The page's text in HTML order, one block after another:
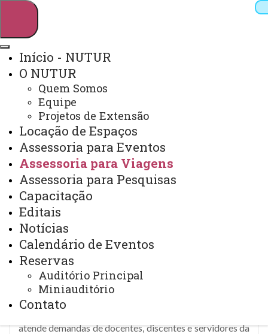
Webmail Sistemas
Arquivo Virtual
Campus
Início - NUTUR
O NUTUR
Quem Somos
Equipe
Projetos de Extensão
Locação de Espaços
Assessoria para Eventos
Assessoria para Viagens
Assessoria para Pesquisas
Capacitação
Editais
Notícias
Calendário de Eventos
Reservas
Auditório Principal
Miniauditório
Contato
Assessoria para Viagens
A coordenação da Escola de Agência de Turismo
atende demandas de docentes, discentes e servidores da